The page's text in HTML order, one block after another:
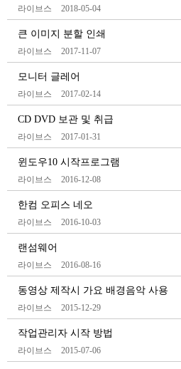
라이브스 2018-05-04
큰 이미지 분할 인쇄
라이브스 2017-11-07
모니터 글레어
라이브스 2017-02-14
CD DVD 보관 및 취급
라이브스 2017-01-31
윈도우10 시작프로그램
라이브스 2016-12-08
한컴 오피스 네오
라이브스 2016-10-03
랜섬웨어
라이브스 2016-08-16
동영상 제작시 가요 배경음악 사용
라이브스 2015-12-29
작업관리자 시작 방법
라이브스 2015-07-06